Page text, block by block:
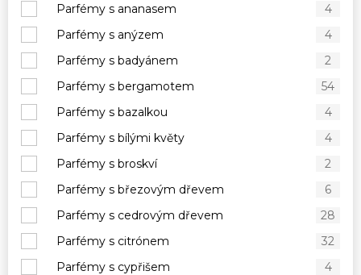
Parfémy s ananasem
4
Parfémy s anýzem
4
Parfémy s badyánem
2
Parfémy s bergamotem
54
Parfémy s bazalkou
4
Parfémy s bílými květy
4
Parfémy s broskví
2
Parfémy s březovým dřevem
6
Parfémy s cedrovým dřevem
28
Parfémy s citrónem
32
Parfémy s cypřišem
4